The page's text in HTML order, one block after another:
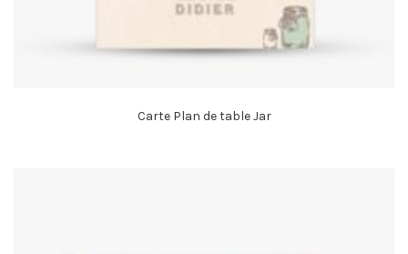
Carte Plan de table Jar